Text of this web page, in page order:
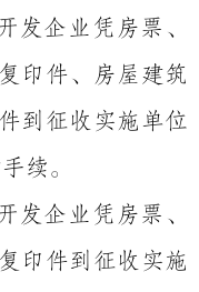
发企业凭房票、
印件、房屋建筑
到征收实施单位
续。
发企业凭房票、
印件到征收实施